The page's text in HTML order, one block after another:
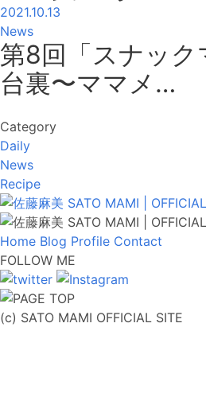
2021.10.13
News
第8回「スナック
台裏〜ママメ…
Category
Daily
News
Recipe
Home Blog Profile Contact
FOLLOW ME
(c) SATO MAMI OFFICIAL SITE